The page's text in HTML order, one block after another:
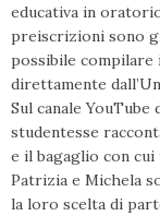
educativa in
preiscrizioni sono
possibile compilare
direttamente
Sul canale
studentesse
e il bagaglio con
Patrizia e Michela
la loro scelta di